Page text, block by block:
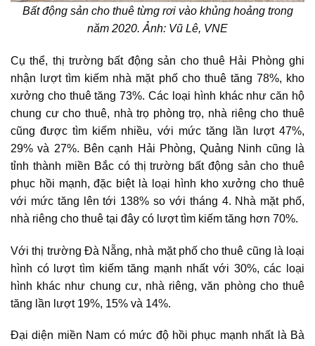
Bất động sản cho thuê từng rơi vào khủng hoảng trong
năm 2020. Ảnh: Vũ Lê, VNE
Cụ thể, thị trường bất động sản cho thuêHải Phòng ghi
nhận lượt tìm kiếm nhà mặt phố cho thuê tăng 78%, kho
xưởng cho thuê tăng 73%. Các loại hình khác như căn hộ
chung cư cho thuê, nhà trọ phòng trọ, nhà riêng cho thuê
cũng được tìm kiếm nhiều, với mức tăng lần lượt 47%,
29% và 27%. Bên cạnh Hải Phòng, Quảng Ninh cũng là
tỉnh thành miền Bắc có thị trường bất động sản cho thuê
phục hồi mạnh, đặc biệt là loại hình kho xưởng cho thuê
với mức tăng lên tới 138% so với tháng 4. Nhà mặt phố,
nhà riêng cho thuê tại đây có lượt tìm kiếm tăng hơn 70%.
Với thị trường Đà Nẵng, nhà mặt phố cho thuê cũng là loại
hình có lượt tìm kiếm tăng mạnh nhất với 30%, các loại
hình khác như chung cư, nhà riêng, văn phòng cho thuê
tăng lần lượt 19%, 15% và 14%.
Đại diện miền Nam có mức độ hồi phục mạnh nhất là Bà